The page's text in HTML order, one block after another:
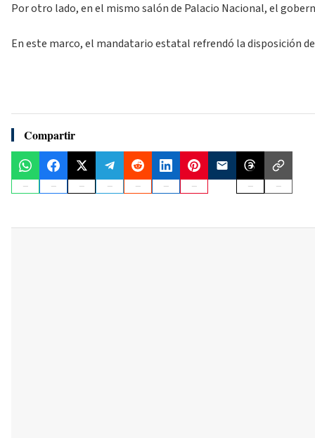
Por otro lado, en el mismo salón de Palacio Nacional, el
En este marco, el mandatario estatal refrendó la disposición
Compartir